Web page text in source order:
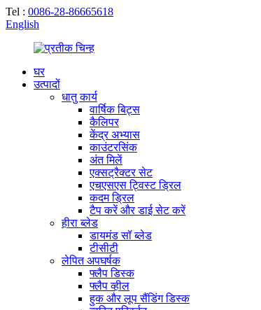
Tel : 0086-28-86665618
English
घर
उत्पादों
धातु कार्य
वार्षिक बिट्स
कैलिपर
केंद्र अभ्यास
काउंटरसिंक
अंत मिलें
एक्सट्रैक्टर सेट
एचएसएस ट्विस्ट ड्रिल
कदम ड्रिल
टैप करें और डाई सेट करें
हीरा ब्लेड
डायमंड सॉ ब्लेड
टीसीटी
लेपित अपघर्षक
फ्लैप डिस्क
फ्लैप व्हील
हुक और लूप सैंडिंग डिस्क